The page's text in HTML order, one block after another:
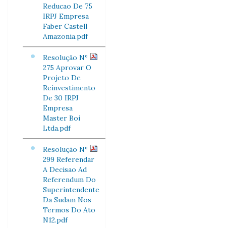
Reducao De 75
IRPJ Empresa
Faber Castell
Amazonia.pdf
Resolução Nº
275 Aprovar O
Projeto De
Reinvestimento
De 30 IRPJ
Empresa
Master Boi
Ltda.pdf
Resolução Nº
299 Referendar
A Decisao Ad
Referendum Do
Superintendente
Da Sudam Nos
Termos Do Ato
N12.pdf